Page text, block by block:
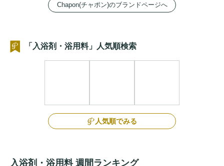
Chapon(チャポン)のブランドページへ
「入浴剤・浴用料」人気順検索
人気順でみる
入浴剤・浴用料 週間ランキング